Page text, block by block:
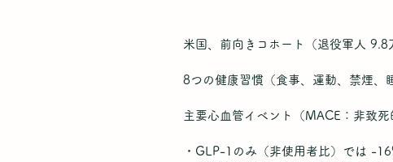
米国、前向きコホート（退役軍人
8つの健康習慣（食事、運動、禁煙、
主要心血管イベント（MACE：非致
・GLP-1のみ（非使用者比）では -